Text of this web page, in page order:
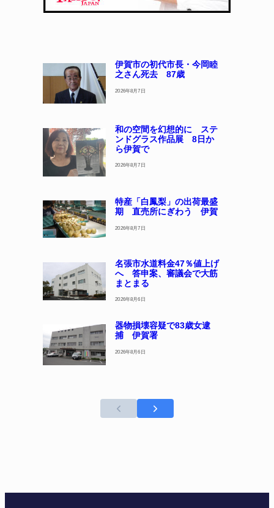
伊賀市の初代市長・今岡睦
之さん死去 87歳
2026年8月7日
和の空間を幻想的に ステ
ンドグラス作品展 8日か
ら伊賀で
2026年8月7日
特産「白鳳梨」の出荷最盛
期 直売所にぎわう 伊賀
2026年8月7日
名張市水道料金47％値上げ
へ 答申案、審議会で大筋
まとまる
2026年8月6日
器物損壊容疑で83歳女逮
捕 伊賀署
2026年8月6日